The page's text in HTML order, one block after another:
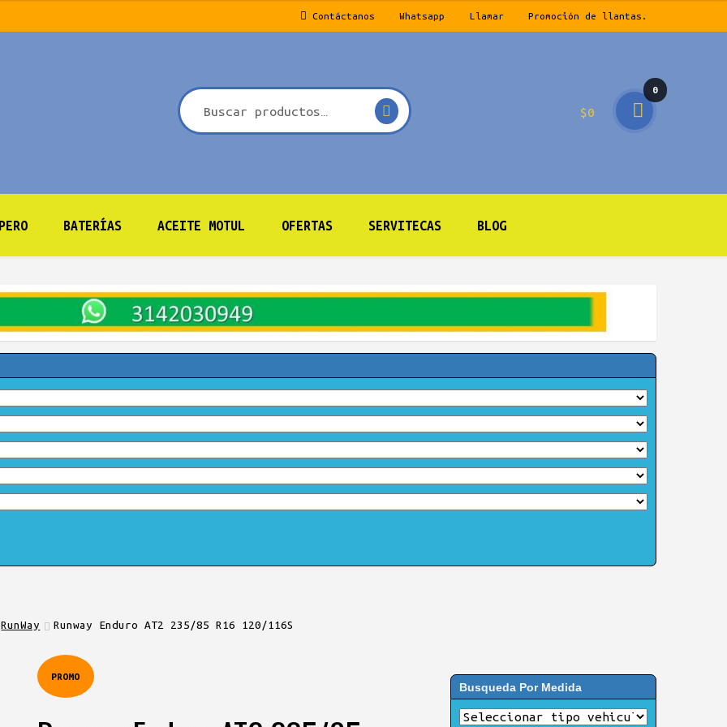
Contáctanos Whatsapp Llamar Promoción de llantas.
$0
0
prod
BATERÍAS ACEITE MOTUL OFERTAS SERVITECAS BLOG
RunWay Runway Enduro AT2 235/85 R16 120/116S
PROMO
Busqueda Por Medida